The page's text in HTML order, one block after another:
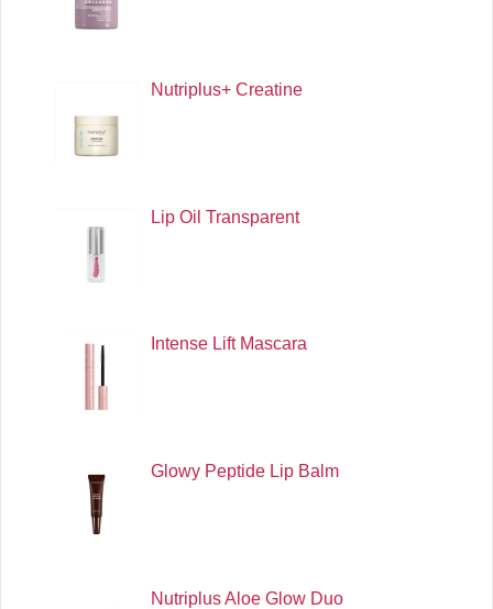
Nutriplus+ Creatine
Lip Oil Transparent
Intense Lift Mascara
Glowy Peptide Lip Balm
Nutriplus Aloe Glow Duo